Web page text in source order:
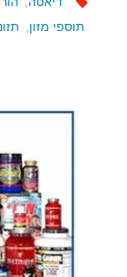
תוספי מזון